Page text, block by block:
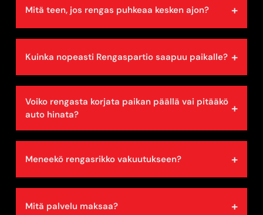
Mitä teen, jos rengas puhkeaa kesken ajon? +
Kuinka nopeasti Rengaspartio saapuu paikalle? +
Voiko rengasta korjata paikan päällä vai pitääkö
auto hinata?
+
Meneekö rengasrikko vakuutukseen? +
Mitä palvelu maksaa? +